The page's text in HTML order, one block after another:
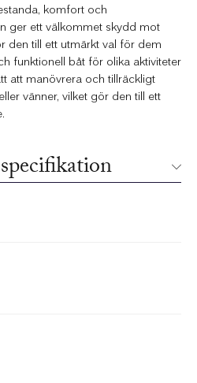
komfort och
ger ett välkommet skydd mot
den till ett utmärkt val för dem
funktionell båt för olika aktiviteter
att manövrera och tillräckligt
vänner, vilket gör den till ett